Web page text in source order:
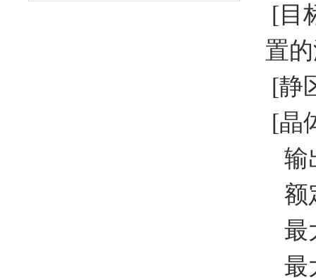
[目
置
[静
[晶
输
额
最
最